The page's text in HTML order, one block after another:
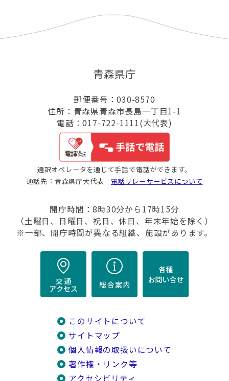
青森県庁
郵便番号：030-8570
住所：青森県青森市長島一丁目1-1
電話：017-722-1111(大代表)
通訳オペレータを通じて手話で電話ができます。
通話先：青森県庁大代表 電話リレーサービスについて
開庁時間：8時30分から17時15分
（土曜日、日曜日、祝日、休日、年末年始を除く）
※一部、開庁時間が異なる組織、施設があります。
このサイトについて
サイトマップ
個人情報の取扱いについて
著作権・リンク等
アクセシビリティ